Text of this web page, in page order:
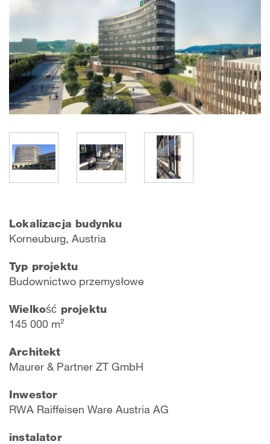
Lokalizacja budynku
Korneuburg, Austria
Typ projektu
Budownictwo przemysłowe
Wielkość projektu
145 000 m²
Architekt
Maurer & Partner ZT GmbH
Inwestor
RWA Raiffeisen Ware Austria AG
instalator